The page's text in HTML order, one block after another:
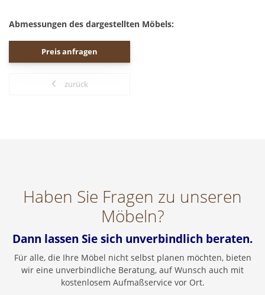
Abmessungen des dargestellten Möbels:
Preis anfragen
zurück
Haben Sie Fragen zu unseren
Möbeln?
Dann lassen Sie sich unverbindlich beraten.
Für alle, die Ihre Möbel nicht selbst planen möchten, bieten
wir eine unverbindliche Beratung, auf Wunsch auch mit
kostenlosem Aufmaßservice vor Ort.